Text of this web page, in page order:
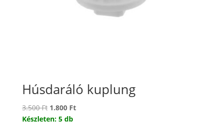
Húsdaráló kuplung
3.500Ft Original
price
1.800 FtCurrent
Készleten: 5 db